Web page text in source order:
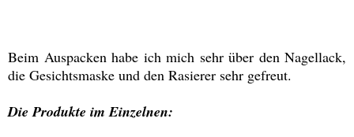
Beim Auspacken habe ich mich sehr über den Nagellack,
die Gesichtsmaske und den Rasierer sehr gefreut.
Die Produkte im Einzelnen: